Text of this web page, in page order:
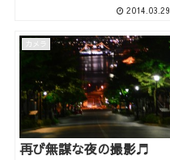
2014.03.29
カメラ
再び無謀な夜の撮影♬